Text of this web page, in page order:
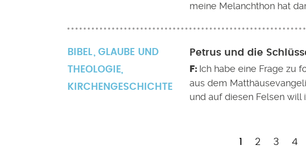
meine Melanchthon hat
BIBEL GLAUBE UND
THEOLOGIE,
KIRCHENGESCHICHTE
Petrus und die
Ich habe eine Frage zu
aus dem
und auf diesen Felsen will
Aktuelle
1 Page
2 Page
3 4